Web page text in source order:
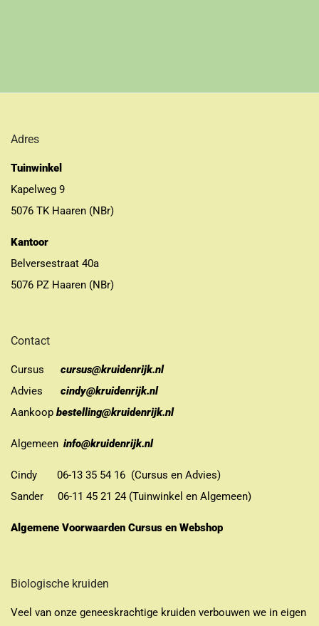
Adres
Tuinwinkel
Kapelweg 9
5076 TK Haaren (NBr)
Kantoor
Belversestraat 40a
5076 PZ Haaren (NBr)
Contact
Cursus
cursus@kruidenrijk.nl
Advies
cindy@kruidenrijk.nl
Aankoop bestelling@kruidenrijk.nl
Algemeen info@kruidenrijk.nl
Cindy 06-13 35 54 16 (Cursus en Advies)
Sander 06-11 45 21 24 (Tuinwinkel en Algemeen)
Algemene Voorwaarden Cursus en Webshop
Biologische kruiden
Veel van onze geneeskrachtige kruiden verbouwen we in eigen